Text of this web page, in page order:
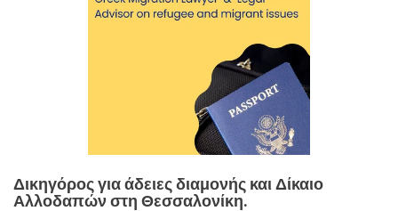
Δικηγόρος για άδειες διαμονής και Δίκαιο
Αλλοδαπών στη Θεσσαλονίκη.